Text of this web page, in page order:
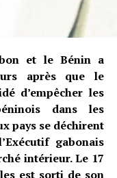
et le Bénin a
après que le
d’empêcher les
dans les
pays se déchirent
gabonais
intérieur. Le 17
est sorti de son